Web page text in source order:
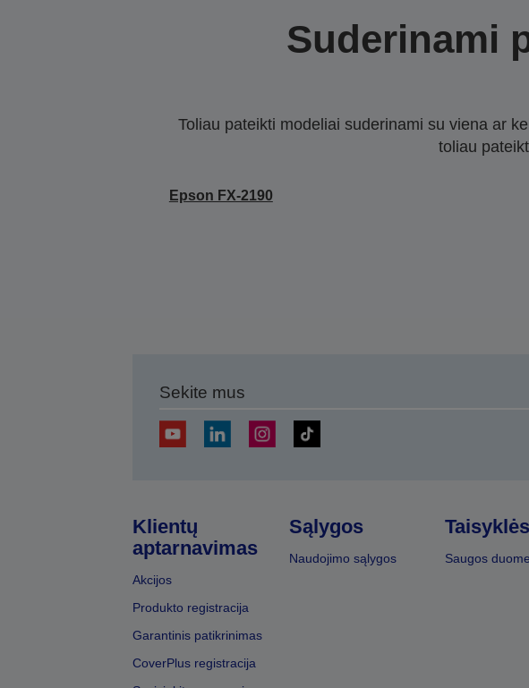
Suderinami
Toliau pateikti modeliai suderinami su viena ar
toliau
Epson FX-2190
Sekite mus
Klientų
aptarnavimas
Akcijos
Produkto registracija
Garantinis patikrinimas
CoverPlus registracija
Sąlygos
Naudojimo sąlygos
Taisyklės
Saugos